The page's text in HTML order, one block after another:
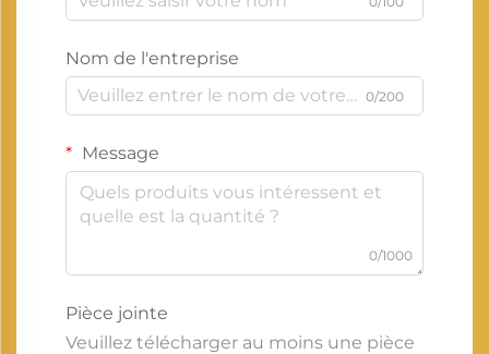
Nom de l'entreprise
0/200
Message
0/1000
Pièce jointe
Veuillez télécharger au moins une pièce